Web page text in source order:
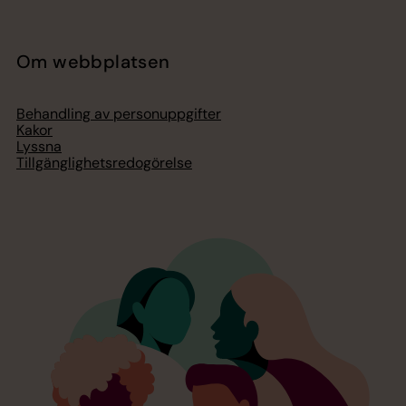
Om webbplatsen
Behandling av personuppgifter
Kakor
Lyssna
Tillgänglighetsredogörelse